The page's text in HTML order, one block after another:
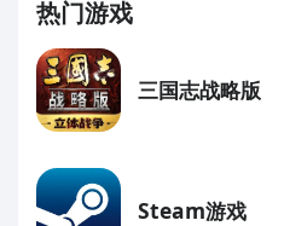
热门游戏
三国志战略版
Steam游戏